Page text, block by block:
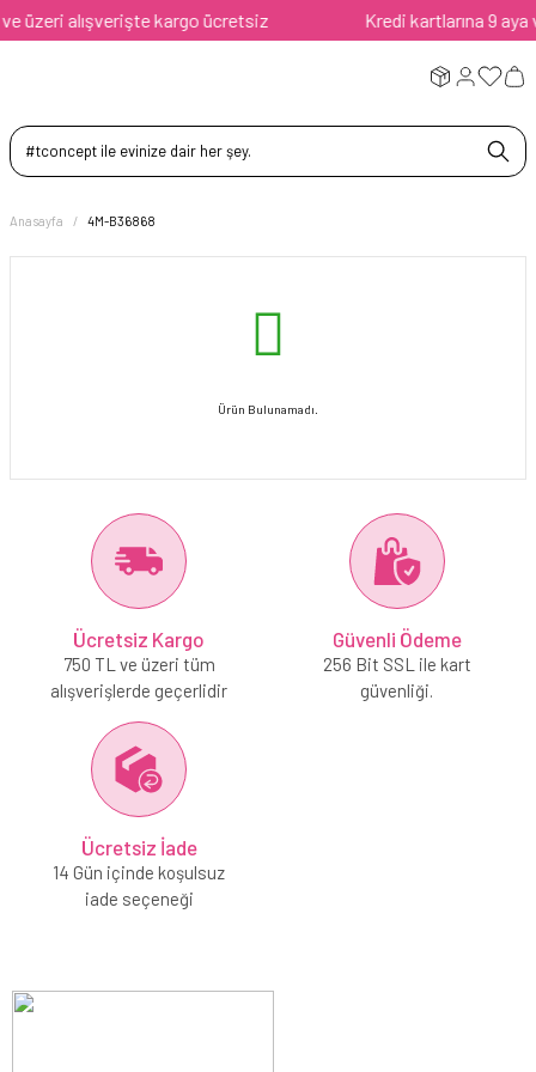
üzeri alışverişte kargo ücretsiz Kredi kartlarına 9 aya
Anasayfa 4M-B36868
Ürün Bulunamadı.
Ücretsiz Kargo
750 TL ve üzeri tüm
alışverişlerde geçerlidir
Güvenli Ödeme
256 Bit SSL ile kart
güvenliği.
Ücretsiz İade
14 Gün içinde koşulsuz
iade seçeneği